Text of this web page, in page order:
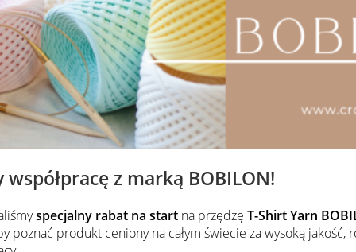
Dodaj do koszyka Dodaj do koszyka
współpracę z marką BOBILON!
specjalny rabat na start na przędzę T-Shirt Yarn
poznać produkt ceniony na całym świecie za wysoką jakość,